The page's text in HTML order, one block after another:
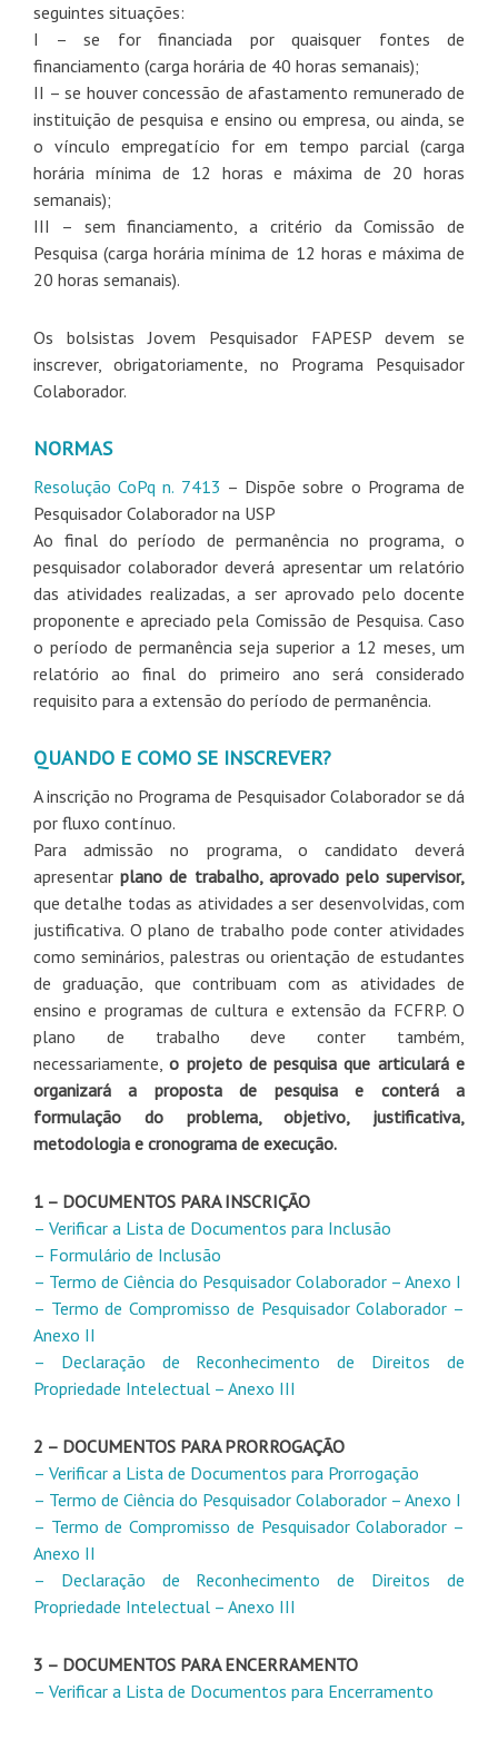
seguintes situações:
I – se for financiada por quaisquer fontes de
financiamento (carga horária de 40 horas semanais);
II – se houver concessão de afastamento remunerado de
instituição de pesquisa e ensino ou empresa, ou ainda, se
o vínculo empregatício for em tempo parcial (carga
horária mínima de 12 horas e máxima de 20 horas
semanais);
III – sem financiamento, a critério da Comissão de
Pesquisa (carga horária mínima de 12 horas e máxima de
20 horas semanais).
Os bolsistas Jovem Pesquisador FAPESP devem se
inscrever, obrigatoriamente, no Programa Pesquisador
Colaborador.
NORMAS
Resolução CoPq n. 7413 – Dispõe sobre o Programa de
Pesquisador Colaborador na USP
Ao final do período de permanência no programa, o
pesquisador colaborador deverá apresentar um relatório
das atividades realizadas, a ser aprovado pelo docente
proponente e apreciado pela Comissão de Pesquisa. Caso
o período de permanência seja superior a 12 meses, um
relatório ao final do primeiro ano será considerado
requisito para a extensão do período de permanência.
QUANDO E COMO SE INSCREVER?
A inscrição no Programa de Pesquisador Colaborador se dá
por fluxo contínuo.
Para admissão no programa, o candidato deverá
apresentarplano de trabalho, aprovado pelo supervisor,
que detalhe todas as atividades a ser desenvolvidas, com
justificativa. O plano de trabalho pode conter atividades
como seminários, palestras ou orientação de estudantes
de graduação, que contribuam com as atividades de
ensino e programas de cultura e extensão da FCFRP. O
plano de trabalho deve conter também,
necessariamente,o projeto de pesquisa que articulará e
organizará a proposta de pesquisa e conterá a
formulação do problema, objetivo, justificativa,
metodologia e cronograma de execução.
1 – DOCUMENTOS PARA INSCRIÇÃO
– Verificar a Lista de Documentos para Inclusão
– Formulário de Inclusão
– Termo de Ciência do Pesquisador Colaborador – Anexo I
– Termo de Compromisso de Pesquisador Colaborador –
Anexo II
– Declaração de Reconhecimento de Direitos de
Propriedade Intelectual – Anexo III
2 – DOCUMENTOS PARA PRORROGAÇÃO
– Verificar a Lista de Documentos para Prorrogação
– Termo de Ciência do Pesquisador Colaborador – Anexo I
– Termo de Compromisso de Pesquisador Colaborador –
Anexo II
– Declaração de Reconhecimento de Direitos de
Propriedade Intelectual – Anexo III
3 – DOCUMENTOS PARA ENCERRAMENTO
– Verificar a Lista de Documentos para Encerramento